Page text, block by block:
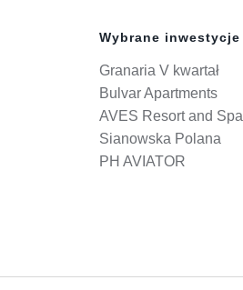
Wybrane inwestycje
Granaria V kwartał
Bulvar Apartments
AVES Resort and Spa
Sianowska Polana
PH AVIATOR